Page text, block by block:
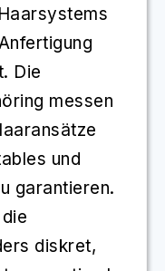
Haarsystems
Die
messen
und
garantieren.
diskret,